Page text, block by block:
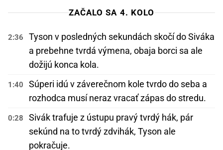
ZAČALO SA 4. KOLO
2:36
Tyson v posledných sekundách skočí do Siváka
a prebehne tvrdá výmena, obaja borci sa ale
dožijú konca kola.
1:40
Súperi idú v záverečnom kole tvrdo do seba a
rozhodca musí neraz vracať zápas do stredu.
0:28
Sivák trafuje z ústupu pravý tvrdý hák, pár
sekúnd na to tvrdý zdvihák, Tyson ale
pokračuje.